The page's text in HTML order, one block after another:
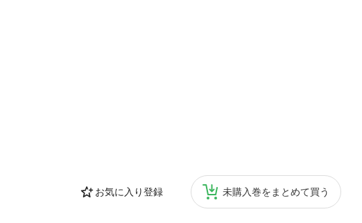
お気に入り登録 未購入巻をまとめて買う
!プロレス王 力道山の伝記